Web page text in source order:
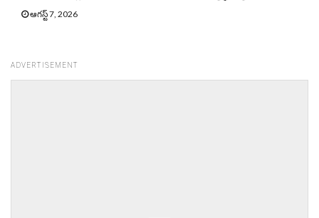
ఆగస్ట్ 7, 2026
ADVERTISEMENT